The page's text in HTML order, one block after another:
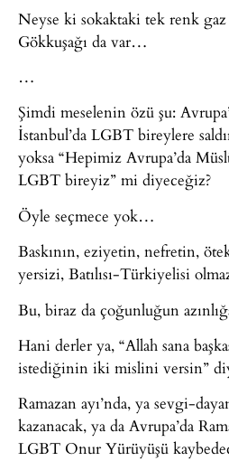
Neyse ki sokaktaki tek renk
Gökkuşağı da var…
…
Şimdi meselenin özü şu:
İstanbul’da LGBT bireylere
yoksa “Hepimiz Avrupa’da
LGBT bireyiz” mi diyeceğiz?
Öyle seçmece yok…
Baskının, eziyetin, nefretin,
yersizi, Batılısı-Türkiyelisi
Bu, biraz da çoğunluğun
Hani derler ya, “Allah sana
istediğinin iki mislini versin”
Ramazan ayı’nda, ya sevgi-
kazanacak, ya da Avrupa’da
LGBT Onur Yürüyüşü